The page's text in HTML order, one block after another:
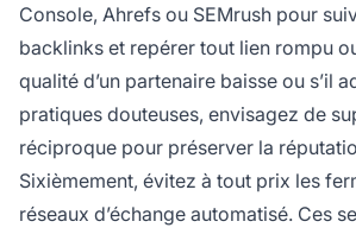
Console, Ahrefs ou SEMrush pour
backlinks et repérer tout lien rompu
qualité d’un partenaire baisse ou s’il
pratiques douteuses, envisagez de
réciproque pour préserver la
Sixièmement, évitez à tout prix les
réseaux d’échange automatisé. Ces